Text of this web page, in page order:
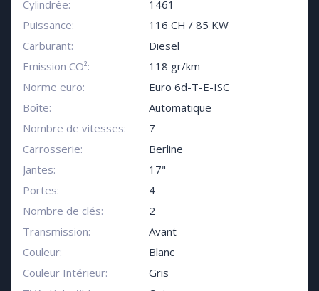
Cylindrée:
1461
Puissance:
116 CH / 85 KW
Carburant:
Diesel
Emission CO²:
118 gr/km
Norme euro:
Euro 6d-T-E-ISC
Boîte:
Automatique
Nombre de vitesses:
7
Carrosserie:
Berline
Jantes:
17"
Portes:
4
Nombre de clés:
2
Transmission:
Avant
Couleur:
Blanc
Couleur Intérieur:
Gris